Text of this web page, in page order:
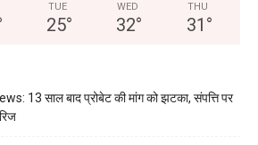
TUE
25°
WED
32°
THU
31 °
13 साल बाद प्रोबेट की मांग को झटका, संपत्ति पर